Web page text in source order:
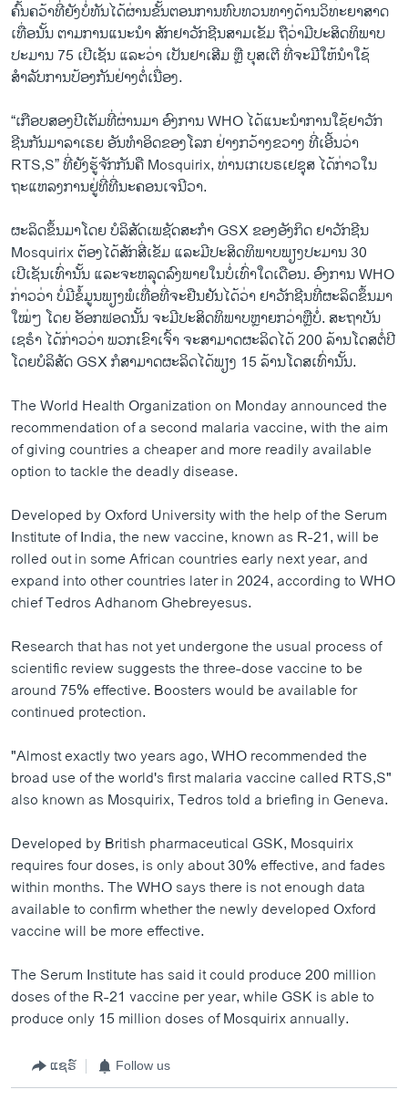
ຄົ້ນຄວ້າທີ່ຍັງບໍ່ທັນໄດ້ຜ່ານຂັ້ນຕອນການທົບທວນທາງດ້ານວິທະຍາສາດ
ເທື່ອນັ້ນ ຕາມການແນະນຳ ສັກຢາວັກຊີນສາມເຂັມ ຖືວ່າມີປະສິດທິພາບ
ປະມານ 75 ເປີເຊັນ ແລະວ່າ ເປັນຢາເສີມ ຫຼື ບຸສເຕີ ທີ່ຈະມີໃຫ້ນຳໃຊ້
ສຳລັບການປ້ອງກັນຢ່າງຕໍ່ເນື່ອງ.
“ເກືອບສອງປີເຕັມທີ່ຜ່ານມາ ອົງການ WHO ໄດ້ແນະນຳການໃຊ້ຢາວັກ
ຊີນກັນມາລາເຣຍ ອັນທຳອິດຂອງໂລກ ຢ່າງກວ້າງຂວາງ ທີ່ເອີ້ນວ່າ
RTS,S” ທີ່ຍັງຮູ້ຈັກກັນຄື Mosquirix, ທ່ານເກເບຣເຢຊຸສ ໄດ້ກ່າວໃນ
ຖະແຫລງການຢູ່ທີ່ທີ່ນະຄອນເຈນີວາ.
ຜະລິດຂຶ້ນມາໂດຍ ບໍລິສັດເພຊັດສະກຳ GSX ຂອງອັງກິດ ຢາວັກຊີນ
Mosquirix ຕ້ອງໄດ້ສັກສີ່ເຂັມ ແລະມີປະສິດທິພາບພຽງປະມານ 30
ເປີເຊັນເທົ່ານັ້ນ ແລະຈະຫລຸດລົງພາຍໃນບໍ່ເທົ່າໃດເດືອນ. ອົງການ WHO
ກ່າວວ່າ ບໍ່ມີຂໍ້ມູນພຽງພໍເທື່ອທີ່ຈະຢືນຢັນໄດ້ວ່າ ຢາວັກຊີນທີ່ຜະລິດຂຶ້ນມາ
ໃໝ່ໆ ໂດຍ ອັອກຟອດນັ້ນ ຈະມີປະສິດທິພາບຫຼາຍກວ່າຫຼືບໍ່. ສະຖາບັນ
ເຊຣຳ ໄດ້ກ່າວວ່າ ພວກເຂົາເຈົ້າ ຈະສາມາດຜະລິດໄດ້ 200 ລ້ານໂດສຕໍ່ປີ
ໂດຍບໍລິສັດ GSX ກໍສາມາດຜະລິດໄດ້ພຽງ 15 ລ້ານໂດສເທົ່ານັ້ນ.
The World Health Organization on Monday announced the
recommendation of a second malaria vaccine, with the aim
of giving countries a cheaper and more readily available
option to tackle the deadly disease.
Developed by Oxford University with the help of the Serum
Institute of India, the new vaccine, known as R-21, will be
rolled out in some African countries early next year, and
expand into other countries later in 2024, according to WHO
chief Tedros Adhanom Ghebreyesus.
Research that has not yet undergone the usual process of
scientific review suggests the three-dose vaccine to be
around 75% effective. Boosters would be available for
continued protection.
"Almost exactly two years ago, WHO recommended the
broad use of the world's first malaria vaccine called RTS,S"
also known as Mosquirix, Tedros told a briefing in Geneva.
Developed by British pharmaceutical GSK, Mosquirix
requires four doses, is only about 30% effective, and fades
within months. The WHO says there is not enough data
available to confirm whether the newly developed Oxford
vaccine will be more effective.
The Serum Institute has said it could produce 200 million
doses of the R-21 vaccine per year, while GSK is able to
produce only 15 million doses of Mosquirix annually.
ແຊຣ໌ Follow us